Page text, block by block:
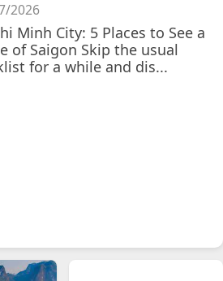
2026
Minh City: 5 Places to See a
of Saigon Skip the usual
for a while and dis...